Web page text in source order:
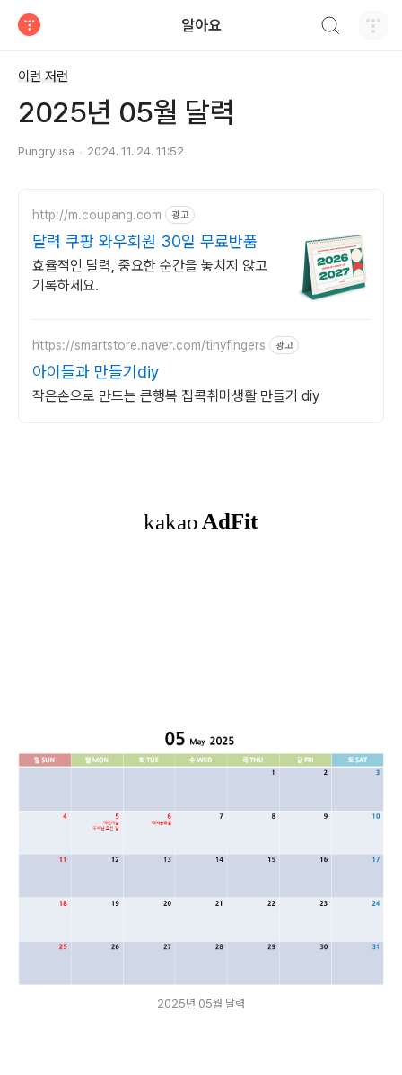
알아요
이런 저런
2025년 05월 달력
Pungryusa 2024. 11. 24. 11:52
http://m.coupang.com 광고
달력 쿠팡 와우회원 30일 무료반품
효율적인 달력, 중요한 순간을 놓치지 않고
기록하세요.
https://smartstore.naver.com/tinyfingers 광고
아이들과 만들기diy
작은손으로 만드는 큰행복 집콕취미생활 만들기 diy
2025년 05월 달력